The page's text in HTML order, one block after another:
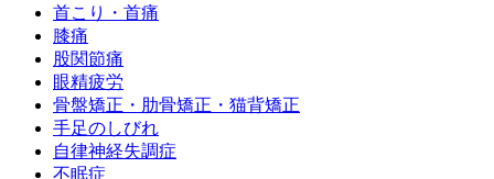
首こり・首痛
膝痛
股関節痛
眼精疲労
骨盤矯正・肋骨矯正・猫背矯正
手足のしびれ
自律神経失調症
不眠症